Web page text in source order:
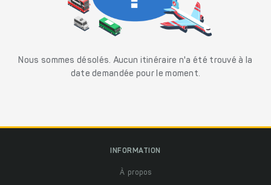
Nous sommes désolés. Aucun itinéraire n'a été trouvé à la
date demandée pour le moment.
INFORMATION
À propos